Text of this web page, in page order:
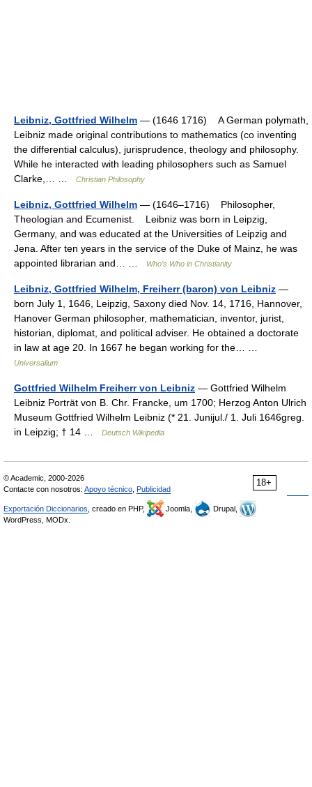
Leibniz, Gottfried Wilhelm — (1646 1716) A German polymath,
Leibniz made original contributions to mathematics (co inventing
the differential calculus), jurisprudence, theology and philosophy.
While he interacted with leading philosophers such as Samuel
Clarke,… …
Christian Philosophy
Leibniz, Gottfried Wilhelm — (1646–1716) Philosopher,
Theologian and Ecumenist. Leibniz was born in Leipzig,
Germany, and was educated at the Universities of Leipzig and
Jena. After ten years in the service of the Duke of Mainz, he was
appointed librarian and… …
Who’s Who in Christianity
Leibniz, Gottfried Wilhelm, Freiherr (baron) von Leibniz —
born July 1, 1646, Leipzig, Saxony died Nov. 14, 1716, Hannover,
Hanover German philosopher, mathematician, inventor, jurist,
historian, diplomat, and political adviser. He obtained a doctorate
in law at age 20. In 1667 he began working for the… …
Universalium
Gottfried Wilhelm Freiherr von Leibniz — Gottfried Wilhelm
Leibniz Porträt von B. Chr. Francke, um 1700; Herzog Anton Ulrich
Museum Gottfried Wilhelm Leibniz (* 21. Junijul./ 1. Juli 1646greg.
in Leipzig; † 14 …
Deutsch Wikipedia
18+
© Academic, 2000-2026
Contacte con nosotros: Apoyo técnico Publicidad
Exportación Diccionarios , creado en PHP, Joomla,
Drupal,
WordPress, MODx.